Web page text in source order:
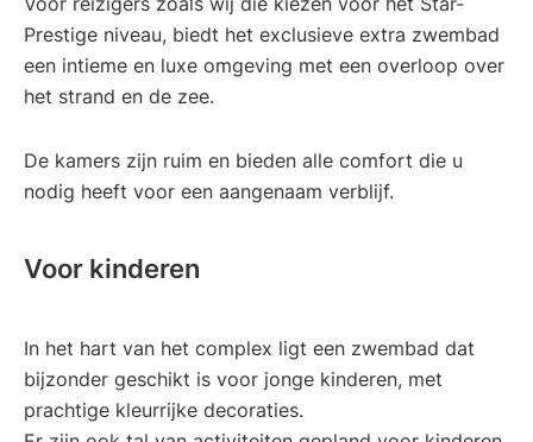
Prestige niveau, biedt het exclusieve extra zwembad
een intieme en luxe omgeving met een overloop over
het strand en de zee.
De kamers zijn ruim en bieden alle comfort die u
nodig heeft voor een aangenaam verblijf.
Voor kinderen
In het hart van het complex ligt een zwembad dat
bijzonder geschikt is voor jonge kinderen, met
prachtige kleurrijke decoraties.